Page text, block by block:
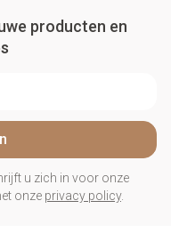
producten en
u zich in voor onze
onze privacy policy.